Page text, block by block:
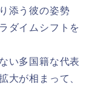
添う彼の姿勢
ダイムシフトを
い多国籍な代表
大が相まって、